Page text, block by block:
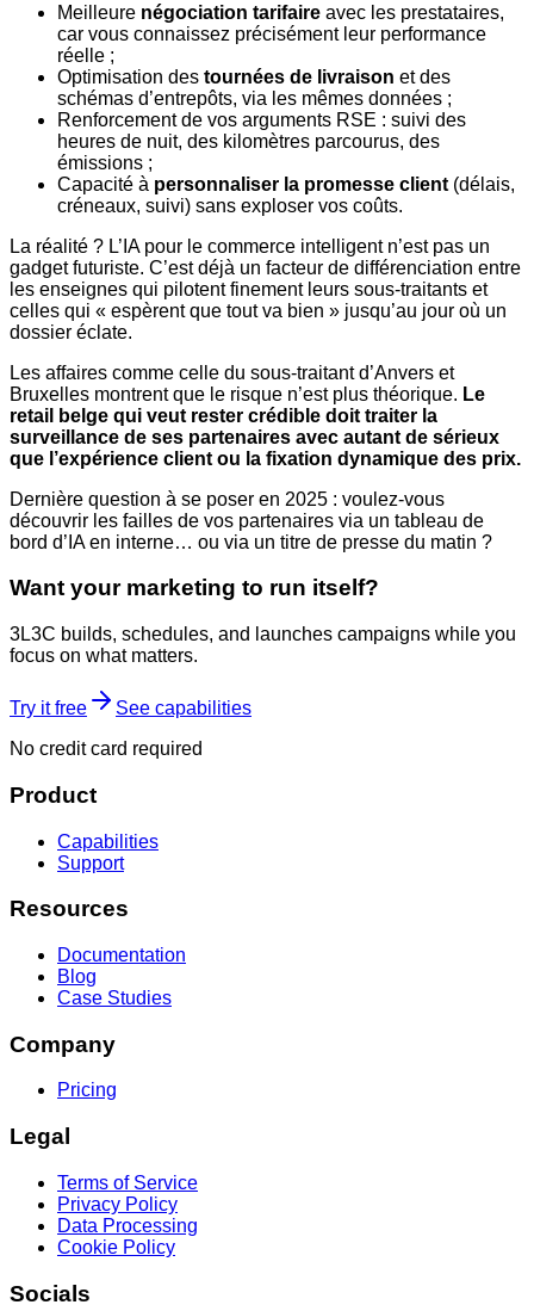
Meilleure négociation tarifaire avec les prestataires,
car vous connaissez précisément leur performance
réelle ;
Optimisation des tournées de livraison et des
schémas d’entrepôts, via les mêmes données ;
Renforcement de vos arguments RSE : suivi des
heures de nuit, des kilomètres parcourus, des
émissions ;
Capacité à personnaliser la promesse client (délais,
créneaux, suivi) sans exploser vos coûts.
La réalité ? L’IA pour le commerce intelligent n’est pas un
gadget futuriste. C’est déjà un facteur de différenciation entre
les enseignes qui pilotent finement leurs sous-traitants et
celles qui « espèrent que tout va bien » jusqu’au jour où un
dossier éclate.
Les affaires comme celle du sous-traitant d’Anvers et
Bruxelles montrent que le risque n’est plus théorique. Le
retail belge qui veut rester crédible doit traiter la
surveillance de ses partenaires avec autant de sérieux
que l’expérience client ou la fixation dynamique des prix.
Dernière question à se poser en 2025 : voulez-vous
découvrir les failles de vos partenaires via un tableau de
bord d’IA en interne… ou via un titre de presse du matin ?
Want your marketing to run itself?
3L3C builds, schedules, and launches campaigns while you
focus on what matters.
Try it free
See capabilities
No credit card required
Product
Capabilities
Support
Resources
Documentation
Blog
Case Studies
Company
Pricing
Legal
Terms of Service
Privacy Policy
Data Processing
Cookie Policy
Socials